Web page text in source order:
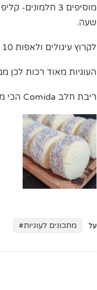
מוסיפים 3
שעה.
לקרוץ עיגולים ולאפות 10 קשות בחום 200 מעלות. לקרר את העוגיות על רשת.
העוגיות מאוד רכות לכן
ריבת חלב Comida הכי מתאימה בגלל הסמיכות.
על מתכונים לעוגיות